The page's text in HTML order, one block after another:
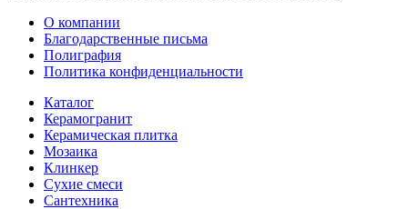
О компании
Благодарственные письма
Полиграфия
Политика конфиденциальности
Каталог
Керамогранит
Керамическая плитка
Мозаика
Клинкер
Сухие смеси
Сантехника